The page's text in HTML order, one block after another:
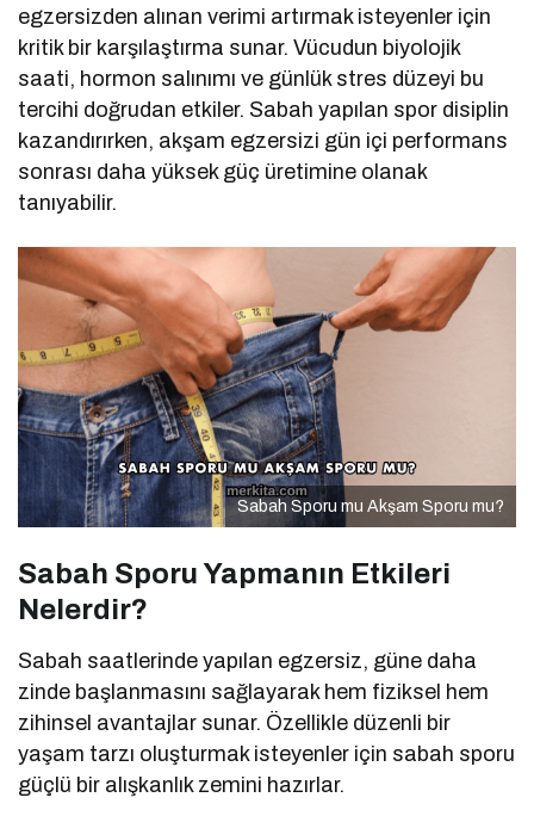
egzersizden alınan verimi artırmak isteyenler için
kritik bir karşılaştırma sunar. Vücudun biyolojik
saati, hormon salınımı ve günlük stres düzeyi bu
tercihi doğrudan etkiler. Sabah yapılan spor disiplin
kazandırırken, akşam egzersizi gün içi performans
sonrası daha yüksek güç üretimine olanak
tanıyabilir.
Sabah Sporu mu Akşam Sporu mu?
Sabah Sporu Yapmanın Etkileri
Nelerdir?
Sabah saatlerinde yapılan egzersiz, güne daha
zinde başlanmasını sağlayarak hem fiziksel hem
zihinsel avantajlar sunar. Özellikle düzenli bir
yaşam tarzı oluşturmak isteyenler için sabah sporu
güçlü bir alışkanlık zemini hazırlar.